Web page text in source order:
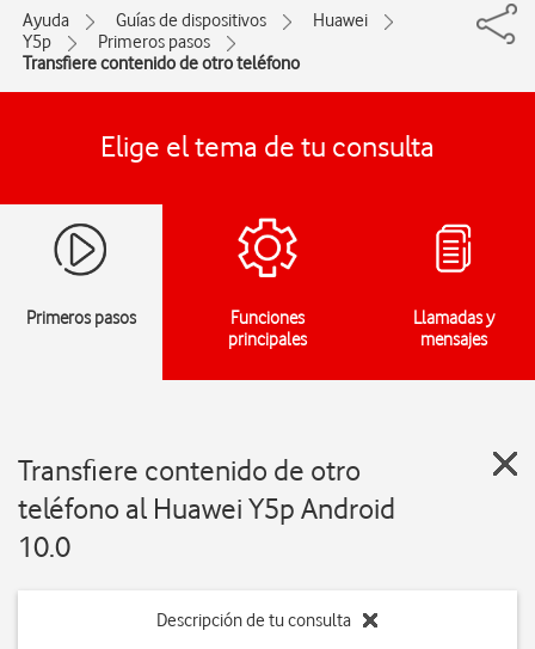
Ayuda Guías de dispositivos
Huawei
Y5p
Primeros pasos
Transfiere contenido de otro teléfono
Elige el tema de tu consulta
Primeros pasos
Funciones
principales
Llamadas y
mensajes
Transfiere contenido de otro
teléfono al Huawei Y5p Android
10.0
Descripción de tu consulta